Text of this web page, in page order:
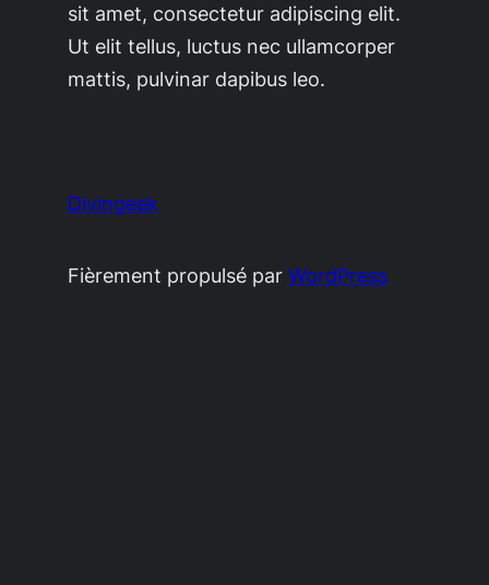
sit amet, consectetur adipiscing elit.
Ut elit tellus, luctus nec ullamcorper
mattis, pulvinar dapibus leo.
Divingeek
Fièrement propulsé parWordPress